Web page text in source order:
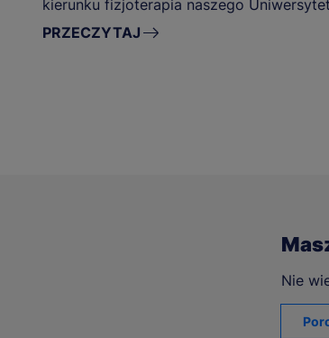
kierunku fizjoterapia naszego
uczestniczyły w Kardiopikniku „Serce
PRZECZYTAJ
Nie